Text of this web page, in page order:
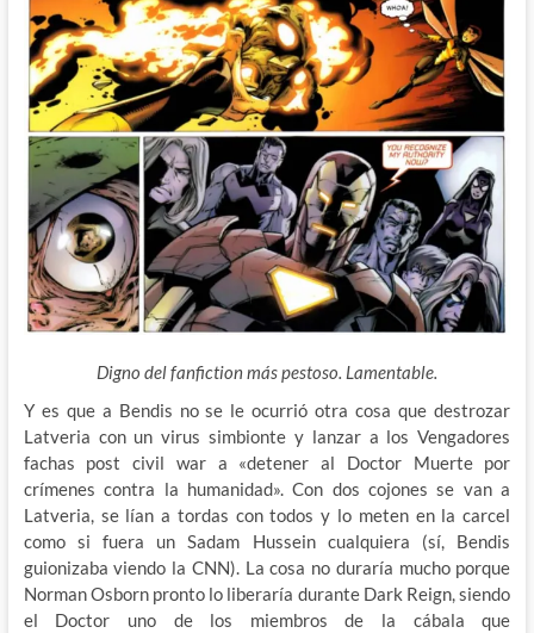
Digno del fanfiction más pestoso. Lamentable.
Y es que a Bendis no se le ocurrió otra cosa que destrozar
Latveria con un virus simbionte y lanzar a los Vengadores
fachas post civil war a «detener al Doctor Muerte por
crímenes contra la humanidad». Con dos cojones se van a
Latveria, se lían a tordas con todos y lo meten en la carcel
como si fuera un Sadam Hussein cualquiera (sí, Bendis
guionizaba viendo la CNN). La cosa no duraría mucho porque
Norman Osborn pronto lo liberaría durante Dark Reign, siendo
el Doctor uno de los miembros de la cábala que